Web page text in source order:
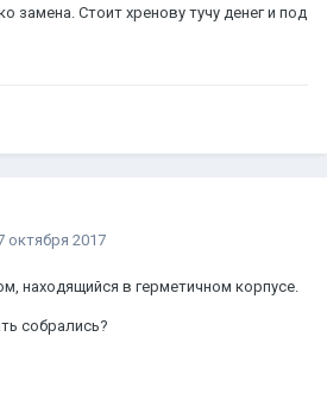
замена. Стоит хренову тучу денег и под
октября 2017
находящийся в герметичном корпусе.
собрались?